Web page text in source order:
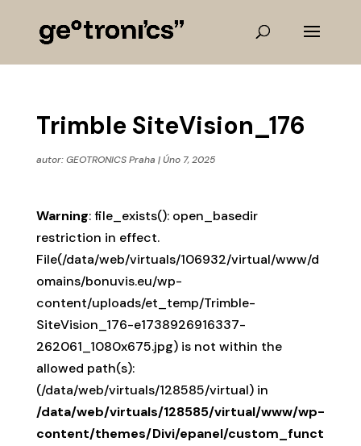
Trimble SiteVision_176
autor:GEOTRONICS Praha |Úno 7, 2025
Warning: file_exists(): open_basedir
restriction in effect.
File(/data/web/virtuals/106932/virtual/www/d
omains/bonuvis.eu/wp-
content/uploads/et_temp/Trimble-
SiteVision_176-e1738926916337-
262061_1080x675.jpg) is not within the
allowed path(s):
(/data/web/virtuals/128585/virtual) in
/data/web/virtuals/128585/virtual/www/wp-
content/themes/Divi/epanel/custom_funct